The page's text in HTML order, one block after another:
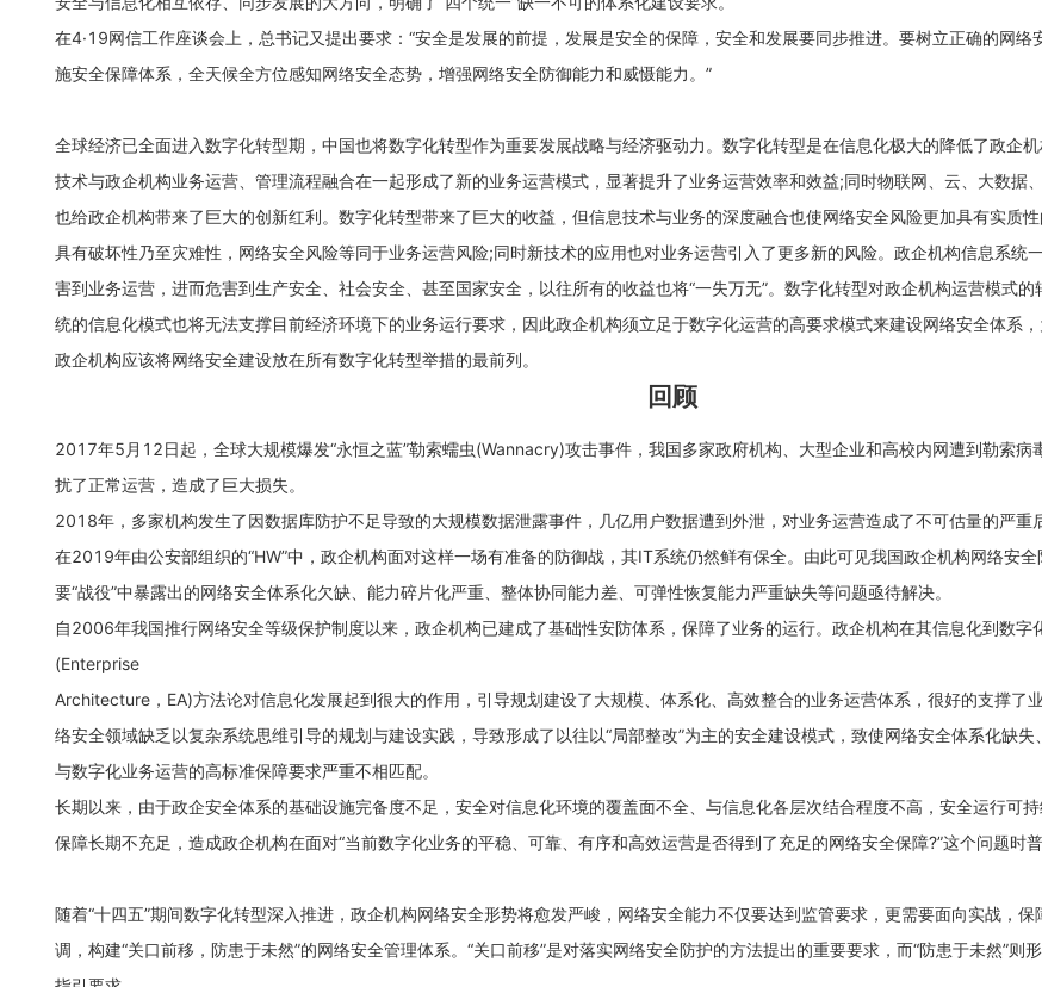
在4·19网信工作座谈会上，总书记又提出要求：“安全是发展的前提，发展是安全的保障，安全和发展要同步推进。要树立正确的网络
施安全保障体系，全天候全方位感知网络安全态势，增强网络安全防御能力和威慑能力。”
全球经济已全面进入数字化转型期，中国也将数字化转型作为重要发展战略与经济驱动力。数字化转型是在信息化极大的降低了政企
技术与政企机构业务运营、管理流程融合在一起形成了新的业务运营模式，显著提升了业务运营效率和效益;同时物联网、云、大数据
也给政企机构带来了巨大的创新红利。数字化转型带来了巨大的收益，但信息技术与业务的深度融合也使网络安全风险更加具有实质
具有破坏性乃至灾难性，网络安全风险等同于业务运营风险;同时新技术的应用也对业务运营引入了更多新的风险。政企机构信息系统
害到业务运营，进而危害到生产安全、社会安全、甚至国家安全，以往所有的收益也将“一失万无”。数字化转型对政企机构运营模式
统的信息化模式也将无法支撑目前经济环境下的业务运行要求，因此政企机构须立足于数字化运营的高要求模式来建设网络安全体系
政企机构应该将网络安全建设放在所有数字化转型举措的最前列。
回顾
2017年5月12日起，全球大规模爆发“永恒之蓝”勒索蠕虫(Wannacry)攻击事件，我国多家政府机构、大型企业和高校内网遭到勒索病
扰了正常运营，造成了巨大损失。
2018年，多家机构发生了因数据库防护不足导致的大规模数据泄露事件，几亿用户数据遭到外泄，对业务运营造成了不可估量的严重
在2019年由公安部组织的“HW”中，政企机构面对这样一场有准备的防御战，其IT系统仍然鲜有保全。由此可见我国政企机构网络安
要“战役”中暴露出的网络安全体系化欠缺、能力碎片化严重、整体协同能力差、可弹性恢复能力严重缺失等问题亟待解决。
自2006年我国推行网络安全等级保护制度以来，政企机构已建成了基础性安防体系，保障了业务的运行。政企机构在其信息化到数字
(Enterprise
Architecture，EA)方法论对信息化发展起到很大的作用，引导规划建设了大规模、体系化、高效整合的业务运营体系，很好的支撑了
络安全领域缺乏以复杂系统思维引导的规划与建设实践，导致形成了以往以“局部整改”为主的安全建设模式，致使网络安全体系化缺
与数字化业务运营的高标准保障要求严重不相匹配。
长期以来，由于政企安全体系的基础设施完备度不足，安全对信息化环境的覆盖面不全、与信息化各层次结合程度不高，安全运行可
保障长期不充足，造成政企机构在面对“当前数字化业务的平稳、可靠、有序和高效运营是否得到了充足的网络安全保障?”这个问题时普
随着“十四五”期间数字化转型深入推进，政企机构网络安全形势将愈发严峻，网络安全能力不仅要达到监管要求，更需要面向实战，
调，构建“关口前移，防患于未然”的网络安全管理体系。“关口前移”是对落实网络安全防护的方法提出的重要要求，而“防患于未然”则